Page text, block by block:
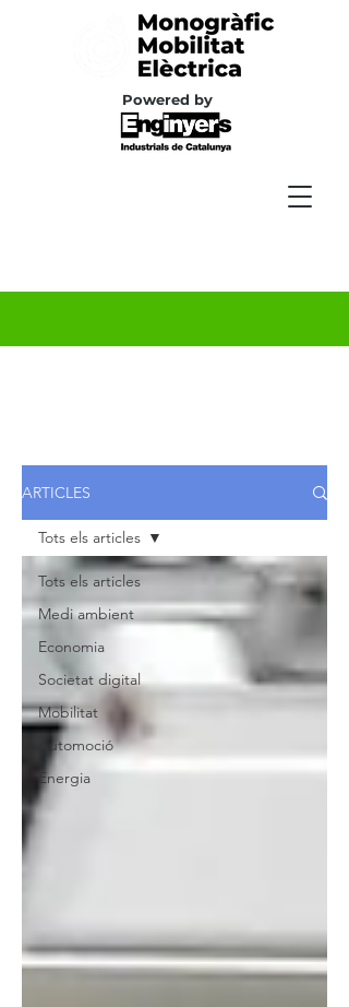
Powered by
ARTICLES
Tots els articles
Medi ambient
Economia
Societat digital
Mobilitat
Automoció
Energia
Tots els articles